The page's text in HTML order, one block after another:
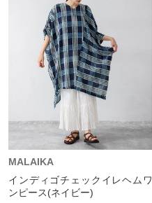
MALAIKA
インディゴチェックイレヘムワ
ンピース(ネイビー)